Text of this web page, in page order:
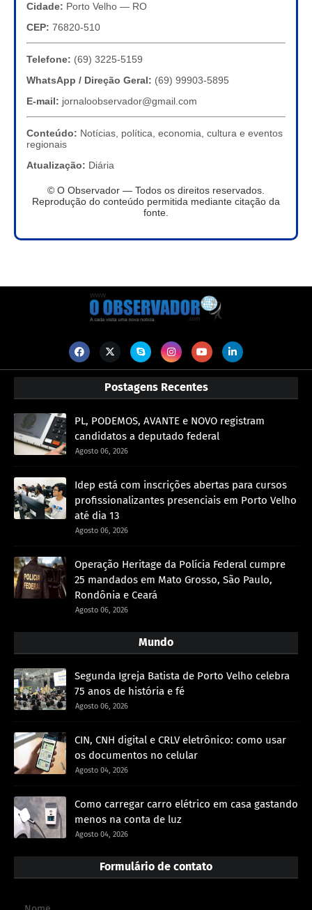
Cidade: Porto Velho — RO
CEP: 76820-510
Telefone: (69) 3225-5159
WhatsApp / Direção Geral: (69) 99903-5895
E-mail: jornaloobservador@gmail.com
Conteúdo: Notícias, política, economia, cultura e eventos
regionais
Atualização: Diária
© O Observador — Todos os direitos reservados.
Reprodução do conteúdo permitida mediante citação da
fonte.
Postagens Recentes
PL, PODEMOS, AVANTE e NOVO registram
candidatos a deputado federal
Agosto 06, 2026
Idep está com inscrições abertas para cursos
profissionalizantes presenciais em Porto Velho
até dia 13
Agosto 06, 2026
Operação Heritage da Polícia Federal cumpre
25 mandados em Mato Grosso, São Paulo,
Rondônia e Ceará
Agosto 06, 2026
Mundo
Segunda Igreja Batista de Porto Velho celebra
75 anos de história e fé
Agosto 06, 2026
CIN, CNH digital e CRLV eletrônico: como usar
os documentos no celular
Agosto 04, 2026
Como carregar carro elétrico em casa gastando
menos na conta de luz
Agosto 04, 2026
Formulário de contato